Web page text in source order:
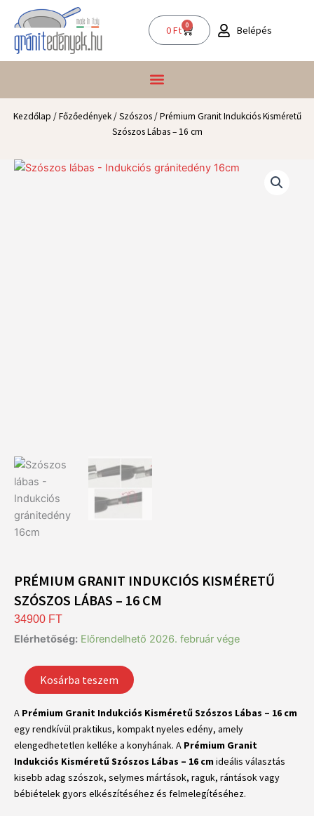
content
0Ft 0
Kosár Belépés
Kezdőlap /Főzőedények/Szószos/ Prémium Granit Indukciós Kisméretű
Szószos Lábas – 16 cm
PRÉMIUM GRANIT INDUKCIÓS KISMÉRETŰ
SZÓSZOS LÁBAS – 16 CM
34900 FT
Elérhetőség: Előrendelhető 2026. február vége
Prémium
Indukciós
Kisméretű
Szószos
Lábas
16
cm
mennyiség
Kosárba teszem
A Prémium Granit Indukciós Kisméretű Szószos Lábas – 16 cm
egy rendkívül praktikus, kompakt nyeles edény, amely
elengedhetetlen kelléke a konyhának. A Prémium Granit
Indukciós Kisméretű Szószos Lábas – 16 cm ideális választás
kisebb adag szószok, selymes mártások, raguk, rántások vagy
bébiételek gyors elkészítéséhez és felmelegítéséhez.